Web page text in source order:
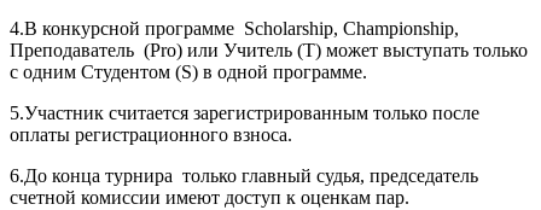
4.В конкурсной программе Scholarship, Championship,
Преподаватель (Pro) или Учитель (T) может выступать только
с одним Студентом (S) в одной программе.
5.Участник считается зарегистрированным только после
оплаты регистрационного взноса.
6.До конца турнира только главный судья, председатель
счетной комиссии имеют доступ к оценкам пар.